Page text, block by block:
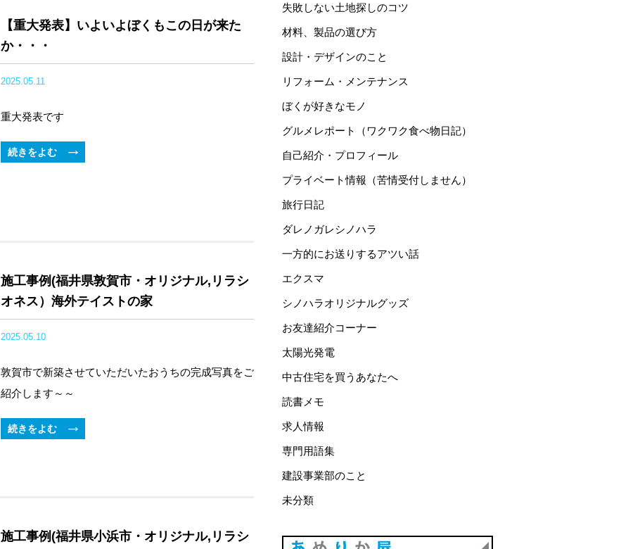
【重大発表】いよいよぼくもこの日が来た
か・・・
2025.05.11
重大発表です
続きをよむ
施工事例(福井県敦賀市・オリジナル,リラシ
オネス）海外テイストの家
2025.05.10
敦賀市で新築させていただいたおうちの完成写真をご
紹介します～～
続きをよむ
施工事例(福井県小浜市・オリジナル,リラシ
失敗しない土地探しのコツ
材料、製品の選び方
設計・デザインのこと
リフォーム・メンテナンス
ぼくが好きなモノ
グルメレポート（ワクワク食べ物日記）
自己紹介・プロフィール
プライベート情報（苦情受付しません）
旅行日記
ダレノガレシノハラ
一方的にお送りするアツい話
エクスマ
シノハラオリジナルグッズ
お友達紹介コーナー
太陽光発電
中古住宅を買うあなたへ
読書メモ
求人情報
専門用語集
建設事業部のこと
未分類